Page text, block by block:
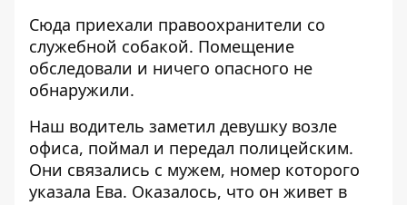
Сюда приехали правоохранители со
служебной собакой. Помещение
обследовали и ничего опасного не
обнаружили.
Наш водитель заметил девушку возле
офиса, поймал и передал полицейским.
Они связались с мужем, номер которого
указала Ева. Оказалось, что он живет в